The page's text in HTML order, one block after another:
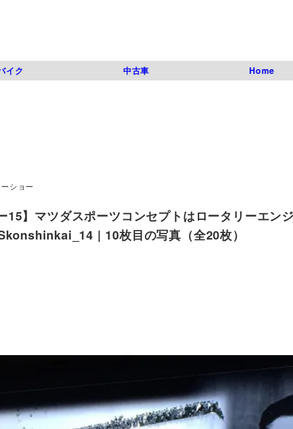
イク 中古車 Home
ショー
15】マツダスポーツコンセプトはロータリーエン
| 10枚目の写真（全20枚）